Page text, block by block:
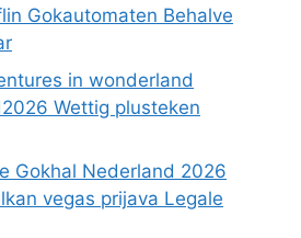
Gokautomaten Behalve
in wonderland
Wettig plusteken
Gokhal Nederland 2026
vegas prijava Legale